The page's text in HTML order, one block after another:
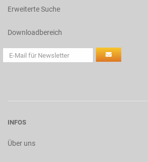
Erweiterte Suche
Downloadbereich
INFOS
Über uns